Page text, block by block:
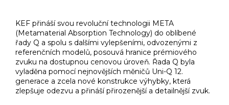
KEF přináší svou revoluční technologii META
(Metamaterial Absorption Technology) do oblíbené
řady Q a spolu s dalšími vylepšeními, odvozenými z
referenčních modelů, posouvá hranice prémiového
zvuku na dostupnou cenovou úroveň. Řada Q byla
vyladěna pomocí nejnovějších měničů Uni-Q 12.
generace a zcela nové konstrukce výhybky, která
zlepšuje odezvu a přináší přirozenější a detailnější zvuk.